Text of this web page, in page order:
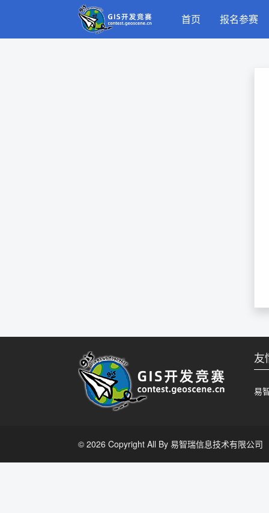
首页 报名参赛
友
易
© 2026 Copyright All By 易智瑞信息技术有限公